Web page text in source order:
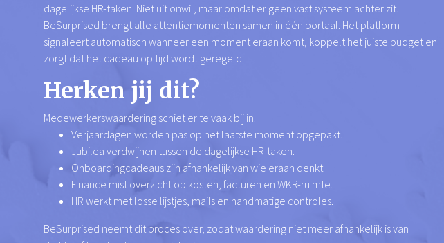
dagelijkse HR-taken. Niet uit onwil, maar omdat er geen vast systeem achter zit.
BeSurprised brengt alle attentiemomenten samen in één portaal. Het platform
signaleert automatisch wanneer een moment eraan komt, koppelt het juiste budget en
zorgt dat het cadeau op tijd wordt geregeld.
Herken jij dit?
Medewerkerswaardering schiet er te vaak bij in.
Verjaardagen worden pas op het laatste moment opgepakt.
Jubilea verdwijnen tussen de dagelijkse HR-taken.
Onboardingcadeaus zijn afhankelijk van wie eraan denkt.
Finance mist overzicht op kosten, facturen en WKR-ruimte.
HR werkt met losse lijstjes, mails en handmatige controles.
BeSurprised neemt dit proces over, zodat waardering niet meer afhankelijk is van